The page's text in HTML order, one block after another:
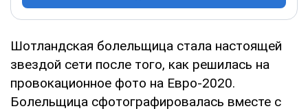
Шотландская болельщица стала настоящей
звездой сети после того, как решилась на
провокационное фото на Евро-2020.
Болельщица сфотографировалась вместе с